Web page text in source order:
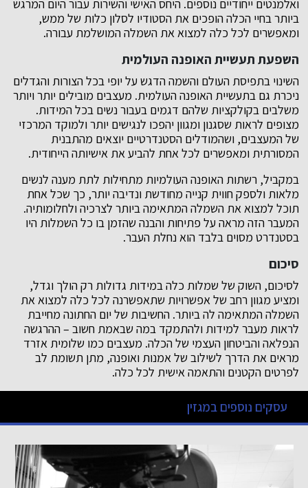
ואלמנטים ייחודיים נוספים. היחס האישי והשירות עבור היום המרגש
ביותר בחיי הכלה הופכים את הסטודיו לסלון כלות של ממש,
ומאפשרים לכל כלה למצוא את השמלה המושלמת עבורה.
השפעת תעשיית האופנה העולמית
השינוי בתפיסת העולם והשמה הדגש על יופי בכל הצורות והגדלים
ניכרת גם בתעשיית האופנה העולמית. מעצבים מובילים יותר ויותר
משלבים בקולקציות שלהם דגמים בעבור נשים בכל המידות.
מצופים לראות שסגנון ומגוון יהפכו לנגישים יותר ולמוקד המרכזי
של המעצבים, ושהמודלים הסטנדרטיים יוצאים מהתבנית
המסורתית ומאפשרים לכל אחת להביע את אישיותה הייחודית.
במקביל, רשתות האופנה העולמיות מתחילות לתת מענה לנשים
מלאות ולספק חווית קנייה מחודשת ונדיבה יותר, כך שכל אחת
תוכל למצוא את השמלה המתאימה ביותר לצרכיה ולחלומותיה.
המעבר הזה מראה על פתיחות והבנה שהזמן בו כל השמלות היו
בסטנדרט מסוים בלבד הוא נחלת העבר.
סיכום
לסיכום, השוק של שמלות כלה במידות גדולות רק הולך וגדל,
ומציע מגוון רחב של אפשרויות שתאפשרנה לכל כלה למצוא את
השמלה המתאימה לה ביותר. החשיבות של יום החתונה מחייבת
לראות מעבר למידות ולהתמקד במה שבאמת חשוב – ההרגשה
הנפלאה והביטחון העצמי של הכלה. מעצבים כמו שלומית אזרד
מראים את הדרך לשילוב של אמנות ואופנה, מתן תשומת לב
לפרטים הקטנים והתאמה אישית לכל כלה.
עסקים נוספים במגזין